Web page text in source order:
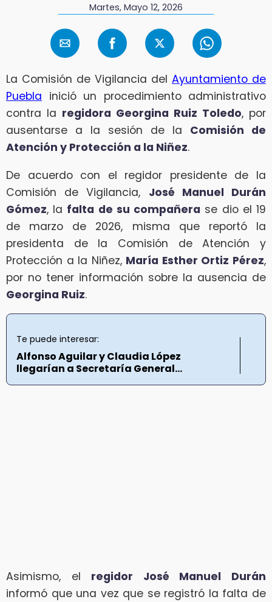
Martes, Mayo 12, 2026
La Comisión de Vigilancia del Ayuntamiento de
Puebla inició un procedimiento administrativo
contra la regidora Georgina Ruiz Toledo, por
ausentarse a la sesión de la Comisión de
Atención y Protección a la Niñez.
De acuerdo con el regidor presidente de la
Comisión de Vigilancia, José Manuel Durán
Gómez, la falta de su compañera se dio el 19
de marzo de 2026, misma que reportó la
presidenta de la Comisión de Atención y
Protección a la Niñez, María Esther Ortiz Pérez,
por no tener información sobre la ausencia de
Georgina Ruiz.
Te puede interesar:
Alfonso Aguilar y Claudia López
llegarían a Secretaría General...
Asimismo, el regidor José Manuel Durán
informó que una vez que se registró la falta de